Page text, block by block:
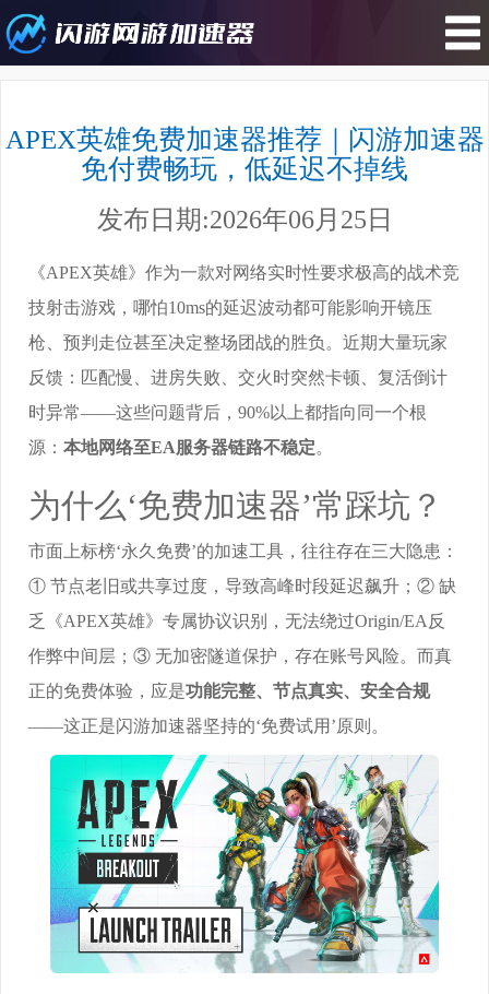
雄免费加速器推荐｜闪游加速器免付
费畅玩，低延迟不掉线
APEX英雄免费加速器推荐｜闪游加速器
免付费畅玩，低延迟不掉线
发布日期:2026年06月25日
《APEX英雄》作为一款对网络实时性要求极高的战术竞
技射击游戏，哪怕10ms的延迟波动都可能影响开镜压
枪、预判走位甚至决定整场团战的胜负。近期大量玩家
反馈：匹配慢、进房失败、交火时突然卡顿、复活倒计
时异常——这些问题背后，90%以上都指向同一个根
源： 本地网络至EA服务器链路不稳定。
为什么‘免费加速器’常踩坑？
市面上标榜‘永久免费’的加速工具，往往存在三大隐患：
① 节点老旧或共享过度，导致高峰时段延迟飙升；② 缺
乏《APEX英雄》专属协议识别，无法绕过Origin/EA反
作弊中间层；③ 无加密隧道保护，存在账号风险。而真
正的免费体验，应是功能完整、节点真实、安全合规
——这正是闪游加速器坚持的‘免费试用’原则。